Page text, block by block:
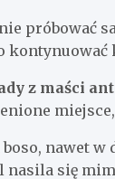
próbować
z maści
nawet
nasila się